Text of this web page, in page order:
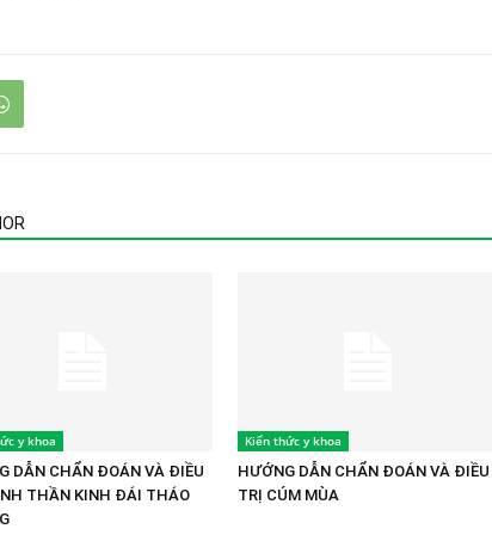
y khoa
DẪN CHẨN ĐOÁN VÀ ĐIỀU
THẦN KINH ĐÁI THÁO
Kiến thức y khoa
HƯỚNG DẪN CHẨN ĐOÁN VÀ ĐIỀU
TRỊ CÚM MÙA